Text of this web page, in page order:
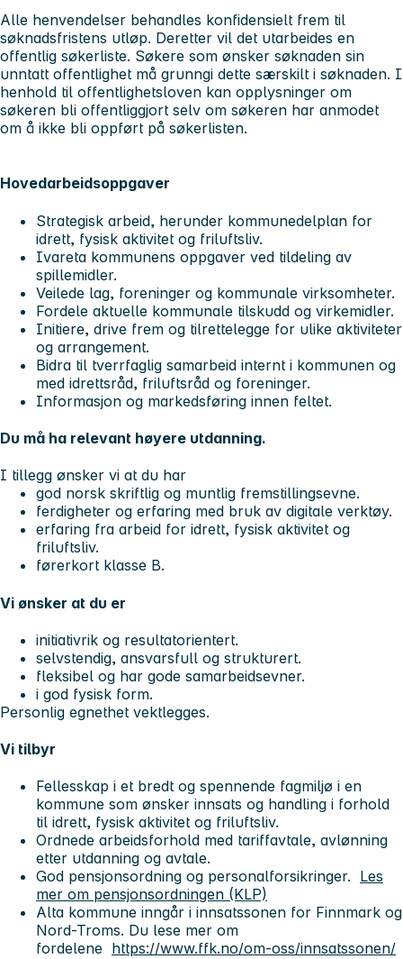
Alle henvendelser behandles konfidensielt frem til
søknadsfristens utløp. Deretter vil det utarbeides en
offentlig søkerliste. Søkere som ønsker søknaden sin
unntatt offentlighet må grunngi dette særskilt i søknaden. I
henhold til offentlighetsloven kan opplysninger om
søkeren bli offentliggjort selv om søkeren har anmodet
om å ikke bli oppført på søkerlisten.
Hovedarbeidsoppgaver
Strategisk arbeid, herunder kommunedelplan for
idrett, fysisk aktivitet og friluftsliv.
Ivareta kommunens oppgaver ved tildeling av
spillemidler.
Veilede lag, foreninger og kommunale virksomheter.
Fordele aktuelle kommunale tilskudd og virkemidler.
Initiere, drive frem og tilrettelegge for ulike aktiviteter
og arrangement.
Bidra til tverrfaglig samarbeid internt i kommunen og
med idrettsråd, friluftsråd og foreninger.
Informasjon og markedsføring innen feltet.
Du må ha relevant høyere utdanning.
I tillegg ønsker vi at du har
god norsk skriftlig og muntlig fremstillingsevne.
ferdigheter og erfaring med bruk av digitale verktøy.
erfaring fra arbeid for idrett, fysisk aktivitet og
friluftsliv.
førerkort klasse B.
Vi ønsker at du er
initiativrik og resultatorientert.
selvstendig, ansvarsfull og strukturert.
fleksibel og har gode samarbeidsevner.
i god fysisk form.
Personlig egnethet vektlegges.
Vi tilbyr
Fellesskap i et bredt og spennende fagmiljø i en
kommune som ønsker innsats og handling i forhold
til idrett, fysisk aktivitet og friluftsliv.
Ordnede arbeidsforhold med tariffavtale, avlønning
etter utdanning og avtale.
God pensjonsordning og personalforsikringer. Les
mer om pensjonsordningen (KLP)
Alta kommune inngår i innsatssonen for Finnmark og
Nord-Troms. Du lese mer om
fordelene https://www.ffk.no/om-oss/innsatssonen/